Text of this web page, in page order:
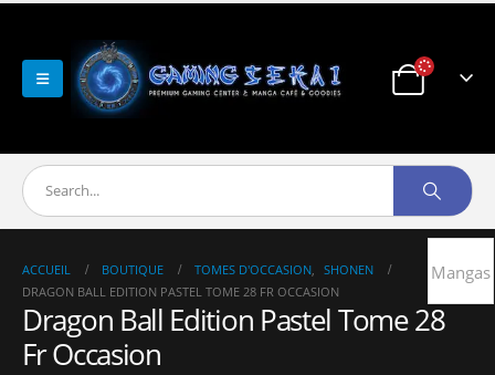
ACCUEIL BOUTIQUE TOMES D'OCCASION
SHONEN
DRAGON BALL EDITION PASTEL TOME 28 FR OCCASION
Dragon Ball Edition Pastel Tome 28
Fr Occasion
Mangas